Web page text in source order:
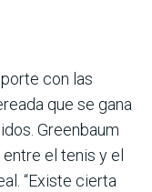
con las
que se gana
Greenbaum
el tenis y el
“Existe cierta